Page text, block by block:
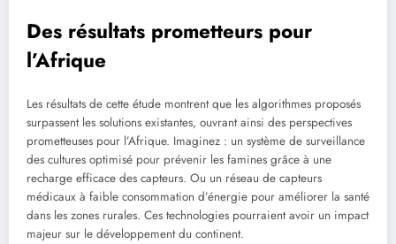
Des résultats prometteurs pour
l’Afrique
Les résultats de cette étude montrent que les algorithmes proposés
surpassent les solutions existantes, ouvrant ainsi des perspectives
prometteuses pour l’Afrique. Imaginez : un système de surveillance
des cultures optimisé pour prévenir les famines grâce à une
recharge efficace des capteurs. Ou un réseau de capteurs
médicaux à faible consommation d’énergie pour améliorer la santé
dans les zones rurales. Ces technologies pourraient avoir un impact
majeur sur le développement du continent.